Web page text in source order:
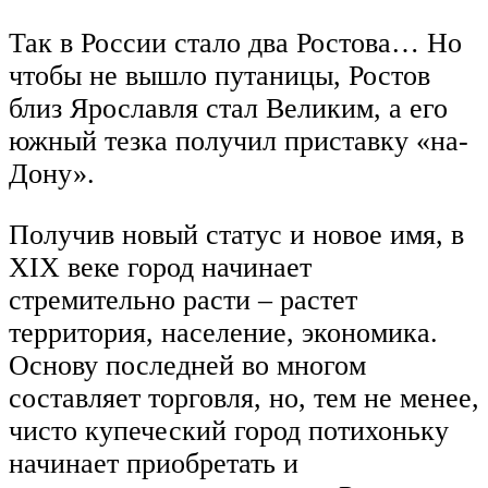
Так в России стало два Ростова… Но
чтобы не вышло путаницы, Ростов
близ Ярославля стал Великим, а его
южный тезка получил приставку «на-
Дону».
Получив новый статус и новое имя, в
XIX веке город начинает
стремительно расти – растет
территория, население, экономика.
Основу последней во многом
составляет торговля, но, тем не менее,
чисто купеческий город потихоньку
начинает приобретать и